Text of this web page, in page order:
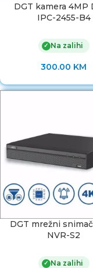
DGT kamera 4MP
IPC-2455-B4
✓ Na zalihi
300.00 KM
DGT mrežni
NVR-S2
✓ Na zalihi